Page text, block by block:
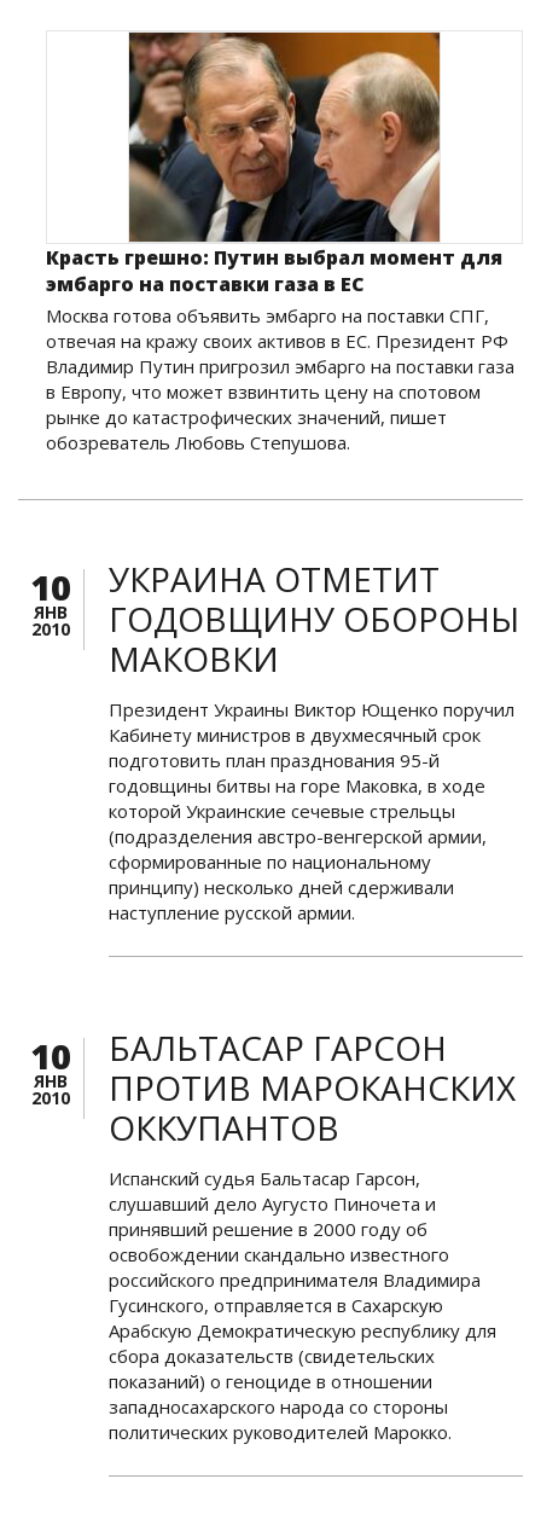
Красть грешно: Путин выбрал момент для
эмбарго на поставки газа в ЕС
Москва готова объявить эмбарго на поставки СПГ,
отвечая на кражу своих активов в ЕС. Президент РФ
Владимир Путин пригрозил эмбарго на поставки газа
в Европу, что может взвинтить цену на спотовом
рынке до катастрофических значений, пишет
обозреватель Любовь Степушова.
10
ЯНВ
2010
УКРАИНА ОТМЕТИТ
ГОДОВЩИНУ ОБОРОНЫ
МАКОВКИ
Президент Украины Виктор Ющенко поручил
Кабинету министров в двухмесячный срок
подготовить план празднования 95-й
годовщины битвы на горе Маковка, в ходе
которой Украинские сечевые стрельцы
(подразделения австро-венгерской армии,
сформированные по национальному
принципу) несколько дней сдерживали
наступление русской армии.
10
ЯНВ
2010
БАЛЬТАСАР ГАРСОН
ПРОТИВ МАРОКАНСКИХ
ОККУПАНТОВ
Испанский судья Бальтасар Гарсон,
слушавший дело Аугусто Пиночета и
принявший решение в 2000 году об
освобождении скандально известного
российского предпринимателя Владимира
Гусинского, отправляется в Сахарскую
Арабскую Демократическую республику для
сбора доказательств (свидетельских
показаний) о геноциде в отношении
западносахарского народа со стороны
политических руководителей Марокко.